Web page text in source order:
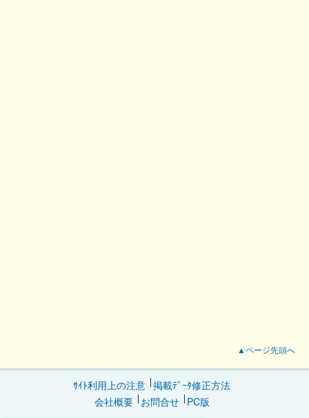
▲ページ先頭へ
ｻｲﾄ利用上の注意 掲載ﾃﾞｰﾀ修正方法
会社概要
お問合せ PC版